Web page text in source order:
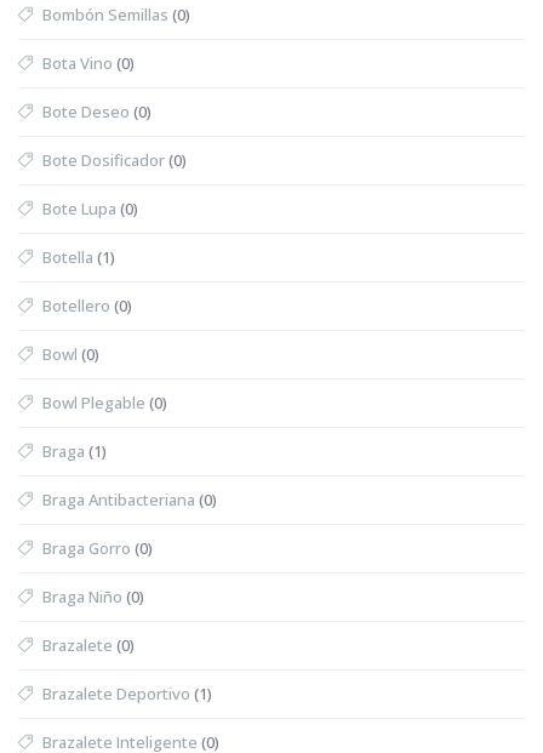
Bombón Semillas (0)
Bota Vino (0)
Bote Deseo (0)
Bote Dosificador(0)
Bote Lupa (0)
Botella (1)
Botellero (0)
Bowl (0)
Bowl Plegable (0)
Braga (1)
Braga Antibacteriana (0)
Braga Gorro (0)
Braga Niño (0)
Brazalete (0)
Brazalete Deportivo (1)
Brazalete Inteligente (0)